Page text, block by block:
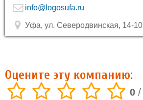
info@logosufa.ru
Уфа, ул. Северодвинская, 14-10
Оцените эту компанию:
0 /